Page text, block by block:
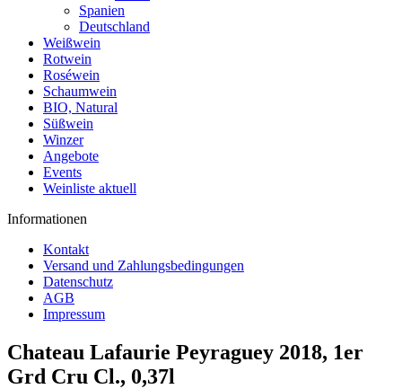
Spanien
Deutschland
Weißwein
Rotwein
Roséwein
Schaumwein
BIO, Natural
Süßwein
Winzer
Angebote
Events
Weinliste aktuell
Informationen
Kontakt
Versand und Zahlungsbedingungen
Datenschutz
AGB
Impressum
Chateau Lafaurie Peyraguey 2018, 1er
Grd Cru Cl., 0,37l